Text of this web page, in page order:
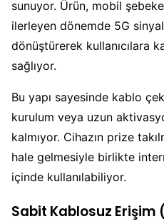
sunuyor. Ürün, mobil
ilerleyen dönemde 5G
dönüştürerek kullanıcılara
sağlıyor.
Bu yapı sayesinde kablo
kurulum veya uzun
kalmıyor. Cihazın prize
hale gelmesiyle birlikte
içinde kullanılabiliyor.
Sabit Kablosuz Erişim